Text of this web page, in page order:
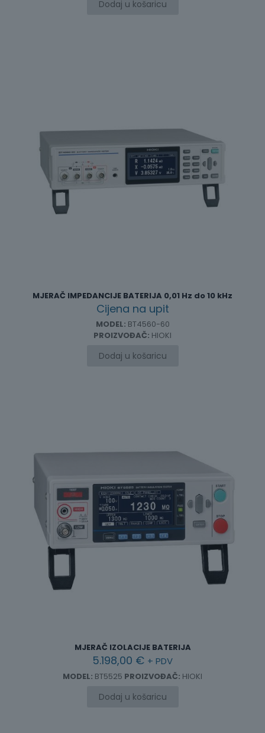
Dodaj u košaricu
MJERAČ IMPEDANCIJE BATERIJA 0,01 Hz do 10 kHz
Cijena na upit
MODEL: BT4560-60
PROIZVOĐAČ: HIOKI
Dodaj u košaricu
MJERAČ IZOLACIJE BATERIJA
5.198,00 € + PDV
MODEL: BT5525 PROIZVOĐAČ: HIOKI
Dodaj u košaricu